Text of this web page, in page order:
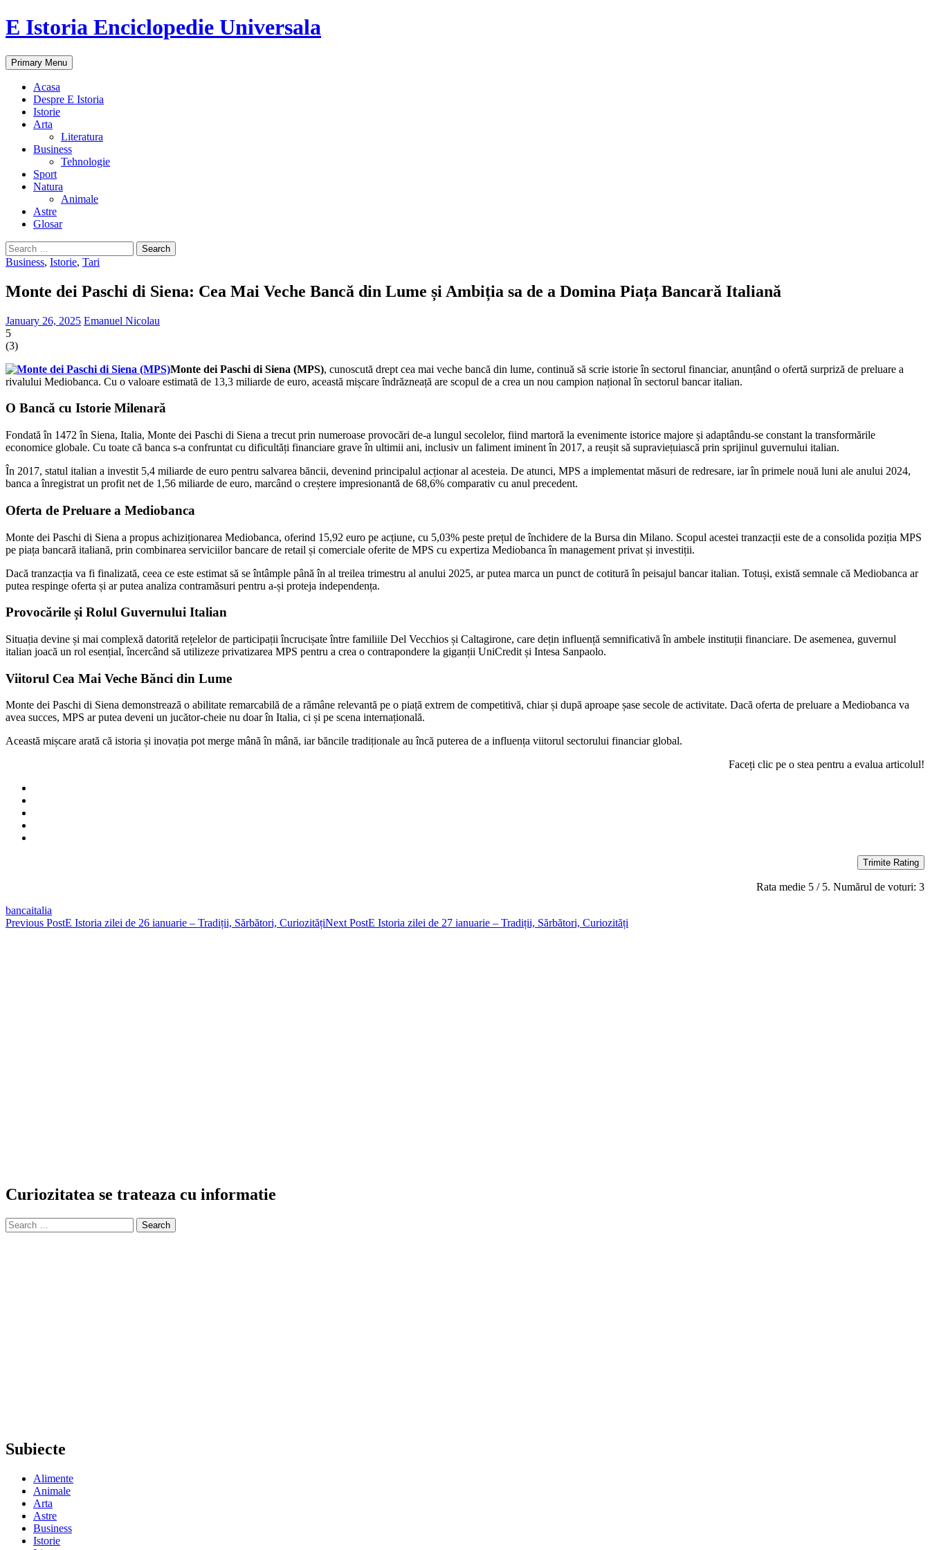
E Istoria Enciclopedie Universala
Search
Primary Menu Skip
to
Acasa
Despre E Istoria
Istorie
Arta
Literatura
Business
Tehnologie
Sport
Natura
Animale
Astre
Glosar
Search
for:
Business, Istorie, Tari
Monte dei Paschi di Siena: Cea Mai Veche Bancă din Lume și Ambiția sa de a Domina Piața Bancară Italiană
January 26, 2025 Emanuel Nicolau
5
(3)
Monte dei Paschi di Siena (MPS), cunoscută drept cea mai veche bancă din lume, continuă să scrie istorie în sectorul financiar, anunțând o ofertă surpriză de preluare a
rivalului Mediobanca. Cu o valoare estimată de 13,3 miliarde de euro, această mișcare îndrăzneață are scopul de a crea un nou campion național în sectorul bancar italian.
O Bancă cu Istorie Milenară
Fondată în 1472 în Siena, Italia, Monte dei Paschi di Siena a trecut prin numeroase provocări de-a lungul secolelor, fiind martoră la evenimente istorice majore și adaptându-se constant la transformările
economice globale. Cu toate că banca s-a confruntat cu dificultăți financiare grave în ultimii ani, inclusiv un faliment iminent în 2017, a reușit să supraviețuiască prin sprijinul guvernului italian.
În 2017, statul italian a investit 5,4 miliarde de euro pentru salvarea băncii, devenind principalul acționar al acesteia. De atunci, MPS a implementat măsuri de redresare, iar în primele nouă luni ale anului 2024,
banca a înregistrat un profit net de 1,56 miliarde de euro, marcând o creștere impresionantă de 68,6% comparativ cu anul precedent.
Oferta de Preluare a Mediobanca
Monte dei Paschi di Siena a propus achiziționarea Mediobanca, oferind 15,92 euro pe acțiune, cu 5,03% peste prețul de închidere de la Bursa din Milano. Scopul acestei tranzacții este de a consolida poziția MPS
pe piața bancară italiană, prin combinarea serviciilor bancare de retail și comerciale oferite de MPS cu expertiza Mediobanca în management privat și investiții.
Dacă tranzacția va fi finalizată, ceea ce este estimat să se întâmple până în al treilea trimestru al anului 2025, ar putea marca un punct de cotitură în peisajul bancar italian. Totuși, există semnale că Mediobanca ar
putea respinge oferta și ar putea analiza contramăsuri pentru a-și proteja independența.
Provocările și Rolul Guvernului Italian
Situația devine și mai complexă datorită rețelelor de participații încrucișate între familiile Del Vecchios și Caltagirone, care dețin influență semnificativă în ambele instituții financiare. De asemenea, guvernul
italian joacă un rol esențial, încercând să utilizeze privatizarea MPS pentru a crea o contrapondere la giganții UniCredit și Intesa Sanpaolo.
Viitorul Cea Mai Veche Bănci din Lume
Monte dei Paschi di Siena demonstrează o abilitate remarcabilă de a rămâne relevantă pe o piață extrem de competitivă, chiar și după aproape șase secole de activitate. Dacă oferta de preluare a Mediobanca va
avea succes, MPS ar putea deveni un jucător-cheie nu doar în Italia, ci și pe scena internațională.
Această mișcare arată că istoria și inovația pot merge mână în mână, iar băncile tradiționale au încă puterea de a influența viitorul sectorului financiar global.
Faceți clic pe o stea pentru a evalua articolul!
Trimite Rating
Rata medie 5 / 5. Numărul de voturi: 3
bancaitalia
Post
Previous PostE Istoria zilei de 26 ianuarie – Tradiții, Sărbători, CuriozitățiNext PostE Istoria zilei de 27 ianuarie – Tradiții, Sărbători, Curiozități
Curiozitatea se trateaza cu informatie
Search
for:
Subiecte
Alimente
Animale
Arta
Astre
Business
Istorie